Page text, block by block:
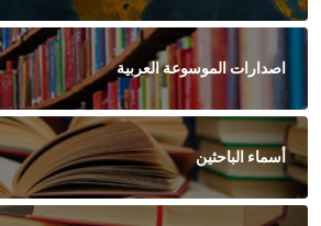
اصدارات الموسوعة العربية
أسماء الباحثين